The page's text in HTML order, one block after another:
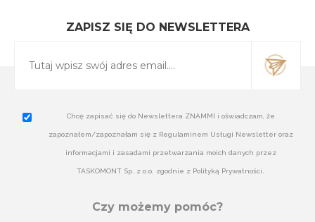
ZAPISZ SIĘ DO NEWSLETTERA
Chcę zapisać się do Newslettera ZNAMMI i oświadczam, że
zapoznałem/zapoznałam się z Regulaminem Usługi Newsletter oraz
informacjami i zasadami przetwarzania moich danych przez
TASKOMONT Sp. z o.o. zgodnie z Polityką Prywatności.
Czy możemy pomóc?